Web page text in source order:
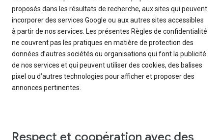
proposés dans les résultats de recherche, aux sites qui peuvent
incorporer des services Google ou aux autres sites accessibles
à partir de nos services. Les présentes Règles de confidentialité
ne couvrent pas les pratiques en matière de protection des
données d’autres sociétés ou organisations qui font la publicité
de nos services et qui peuvent utiliser des cookies, des balises
pixel ou d’autres technologies pour afficher et proposer des
annonces pertinentes.